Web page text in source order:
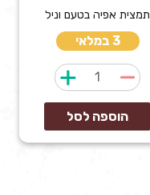
תמצית אפיה בטעם וניל
3 במלאי
כמות
של
תמצית
אפיה
וניל
הוספה לסל